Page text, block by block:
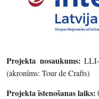
Projekta nosaukums: LLI-
(akronīms: Tour de Crafts)
Projekta īstenošanas laiks: